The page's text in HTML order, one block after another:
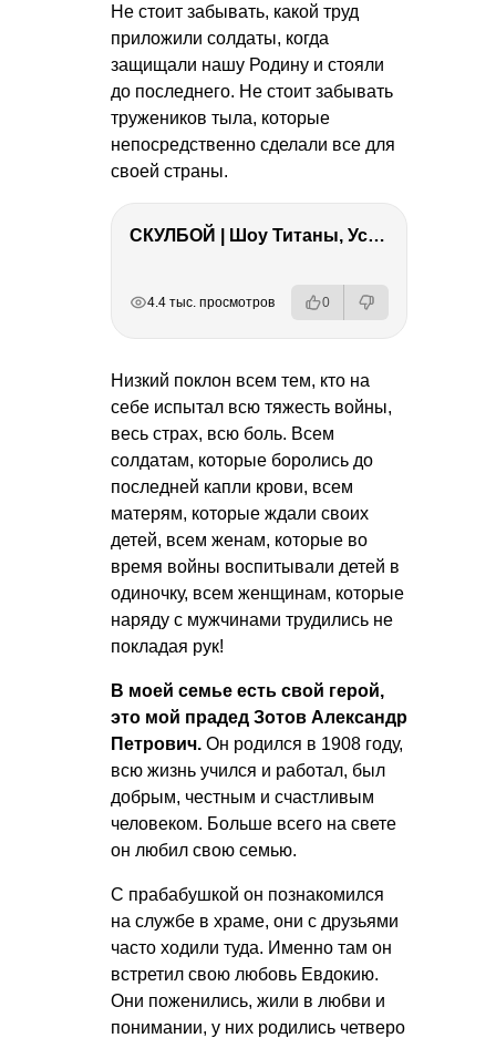
Не стоит забывать, какой труд
приложили солдаты, когда
защищали нашу Родину и стояли
до последнего. Не стоит забывать
тружеников тыла, которые
непосредственно сделали все для
своей страны.
СКУЛБОЙ | Шоу Титаны, Усейн Болт, Ларрат, Зашквар!
4.4 тыс. просмотров 0
Низкий поклон всем тем, кто на
себе испытал всю тяжесть войны,
весь страх, всю боль. Всем
солдатам, которые боролись до
последней капли крови, всем
матерям, которые ждали своих
детей, всем женам, которые во
время войны воспитывали детей в
одиночку, всем женщинам, которые
наряду с мужчинами трудились не
покладая рук!
В моей семье есть свой герой,
это мой прадед Зотов Александр
Петрович. Он родился в 1908 году,
всю жизнь учился и работал, был
добрым, честным и счастливым
человеком. Больше всего на свете
он любил свою семью.
С прабабушкой он познакомился
на службе в храме, они с друзьями
часто ходили туда. Именно там он
встретил свою любовь Евдокию.
Они поженились, жили в любви и
понимании, у них родились четверо